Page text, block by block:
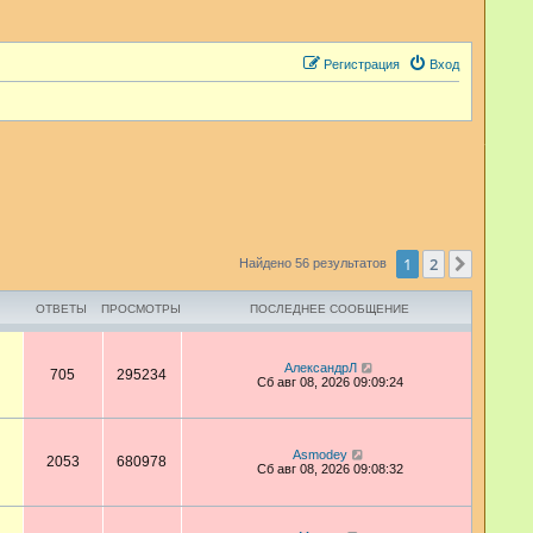
Вход
Регистрация
Найдено 56 результатов 1 2
ОТВЕТЫ ПРОСМОТРЫ ПОСЛЕДНЕЕ СООБЩЕНИЕ
705 295234
АлександрЛ
Сб авг 08, 2026 09:09:24
2053 680978
Asmodey
Сб авг 08, 2026 09:08:32